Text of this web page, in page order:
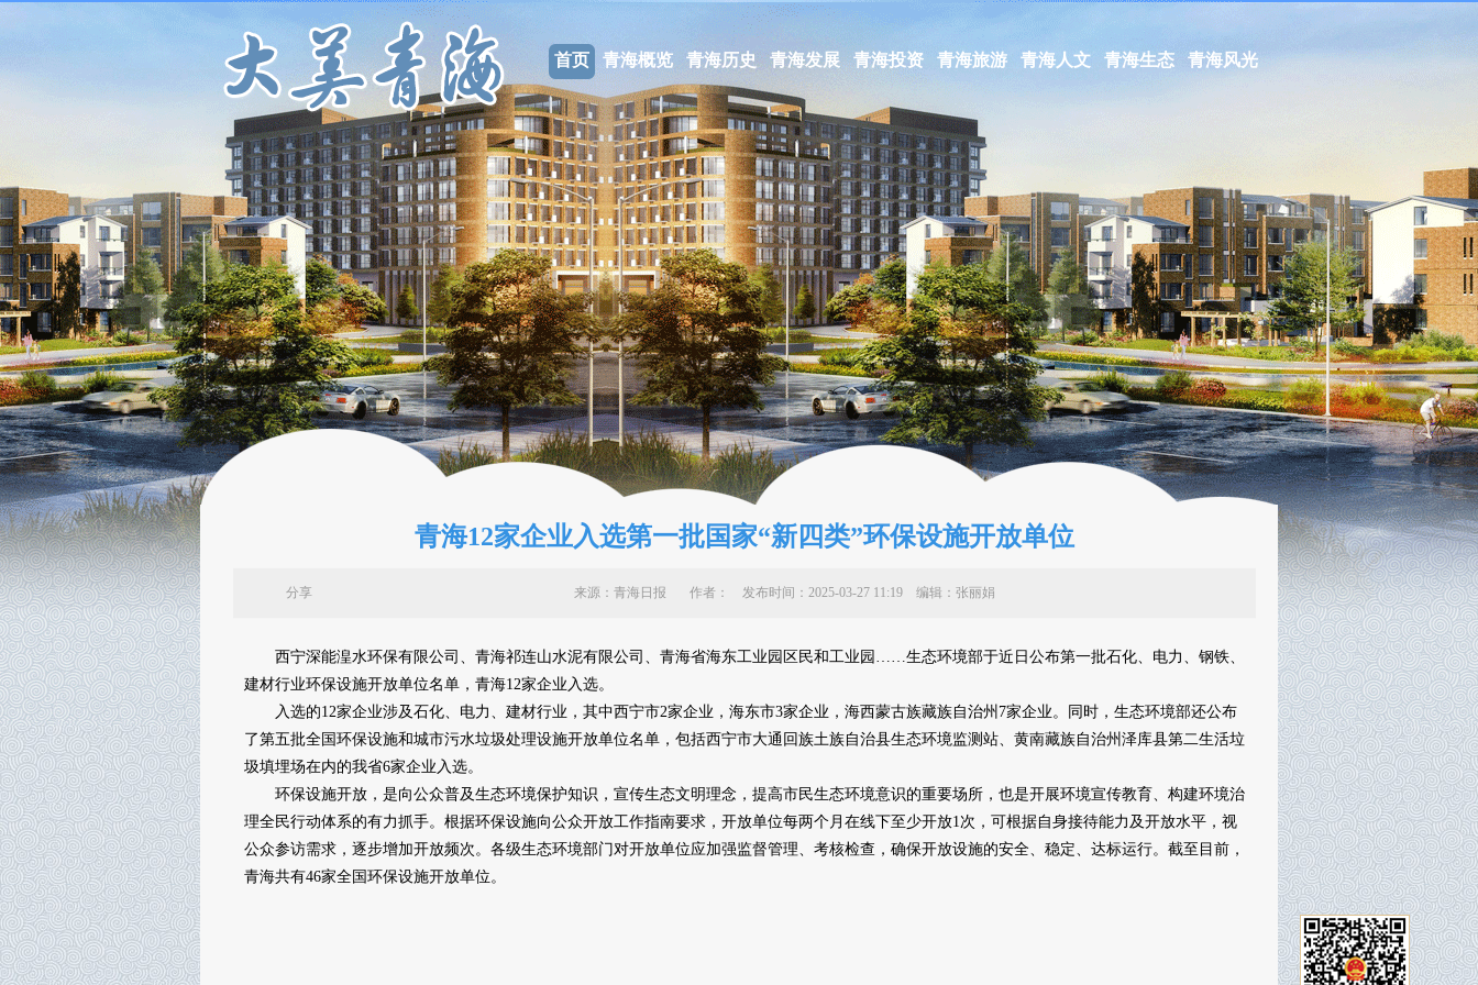
首页 青海概览 青海历史 青海发展 青海投资 青海旅游 青海人文 青海生态 青海风光
青海12家企业入选第一批国家“新四类”环保设施开放单位
来源：青海日报 作者： 发布时间：2025-03-27 11:19 编辑：张丽娟
分享
西宁深能湟水环保有限公司、青海祁连山水泥有限公司、青海省海东工业园区民和工业园……生态环境部于近日公布第一批石化、电力、钢铁、
建材行业环保设施开放单位名单，青海12家企业入选。
入选的12家企业涉及石化、电力、建材行业，其中西宁市2家企业，海东市3家企业，海西蒙古族藏族自治州7家企业。同时，生态环境部还公布
了第五批全国环保设施和城市污水垃圾处理设施开放单位名单，包括西宁市大通回族土族自治县生态环境监测站、黄南藏族自治州泽库县第二生活垃
圾填埋场在内的我省6家企业入选。
环保设施开放，是向公众普及生态环境保护知识，宣传生态文明理念，提高市民生态环境意识的重要场所，也是开展环境宣传教育、构建环境治
理全民行动体系的有力抓手。根据环保设施向公众开放工作指南要求，开放单位每两个月在线下至少开放1次，可根据自身接待能力及开放水平，视
公众参访需求，逐步增加开放频次。各级生态环境部门对开放单位应加强监督管理、考核检查，确保开放设施的安全、稳定、达标运行。截至目前，
青海共有46家全国环保设施开放单位。